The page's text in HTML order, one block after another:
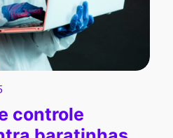
controle